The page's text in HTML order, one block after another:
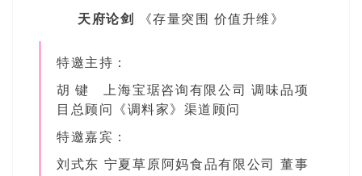
天府论剑
《存量突围 价值升维》
特邀主持：
胡 键 上海宝琚咨询有限公司 调味品项
目总顾问《调料家》渠道顾问
特邀嘉宾：
刘式东 宁夏草原阿妈食品有限公司 董事